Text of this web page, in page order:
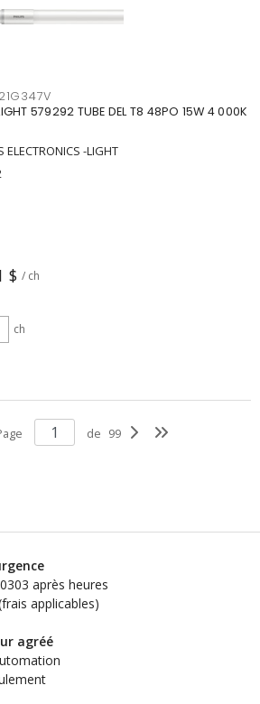
579292 TUBE DEL T8 48PO 15W 4 000K
ELECTRONICS -LIGHT
$ / ch
ch
de 99
après heures
applicables)
agréé